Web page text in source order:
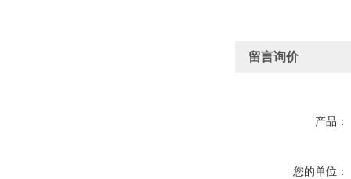
留言询价
产品：
您的单位：